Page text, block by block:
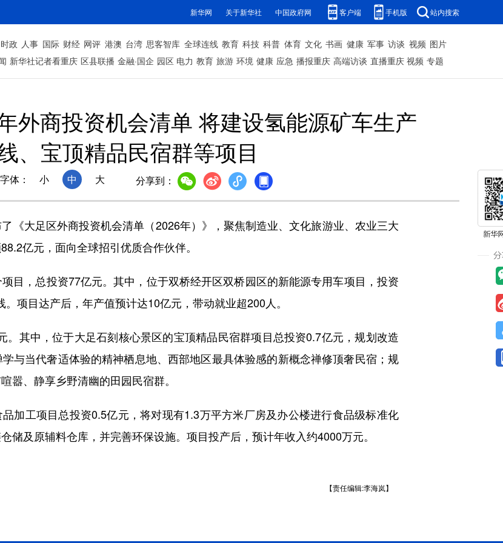
新华网 关于新华社 中国政府网 客户端 手机版 站内搜索
时政 人事 国际 财经 网评 港澳 台湾 思客智库 全球连线 教育 科技 科普 体育 文化 书画 健康 军事 访谈 视频 图片
新华社记者看重庆 区县联播 金融·国企 园区 电力 教育 旅游 环境 健康 应急 播报重庆 高端访谈 直播重庆 视频 专题
外商投资机会清单 将建设氢能源矿车生产
、宝顶精品民宿群等项目
字体： 小 中 大 分享到：
大足区外商投资机会清单（2026年）》，聚焦制造业、文化旅游业、农业三大
亿元，面向全球招引优质合作伙伴。
，总投资77亿元。其中，位于双桥经开区双桥园区的新能源专用车项目，投资
项目达产后，年产值预计达10亿元，带动就业超200人。
其中，位于大足石刻核心景区的宝顶精品民宿群项目总投资0.7亿元，规划改造
与当代奢适体验的精神栖息地、西部地区最具体验感的新概念禅修顶奢民宿；规
嚣、静享乡野清幽的田园民宿群。
工项目总投资0.5亿元，将对现有1.3万平方米厂房及办公楼进行食品级标准化
储及原辅料仓库，并完善环保设施。项目投产后，预计年收入约4000万元。
【责任编辑:李海岚】